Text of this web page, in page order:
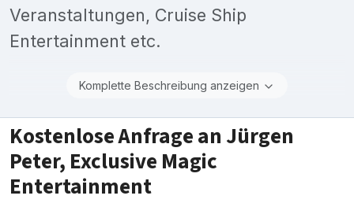
Veranstaltungen, Cruise Ship
Entertainment etc.
Komplette Beschreibung anzeigen
Kostenlose Anfrage an Jürgen
Peter, Exclusive Magic
Entertainment